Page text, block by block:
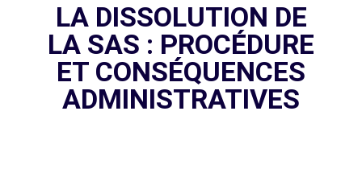
LA DISSOLUTION DE
LA SAS : PROCÉDURE
ET CONSÉQUENCES
ADMINISTRATIVES